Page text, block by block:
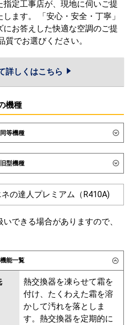
定工事店が、現地に伺いご提
ます。 「安心・安全・丁寧」
にお答えした快適な空調のご提
でお選びください。
詳しくはこちら
機種
同等機種
旧型機種
の達人プレミアム（R410A)
できる場合がありますので、
機能一覧
熱交換器を凍らせて霜を
付け、たくわえた霜を溶
かして汚れを落としま
す。熱交換器を定期的に